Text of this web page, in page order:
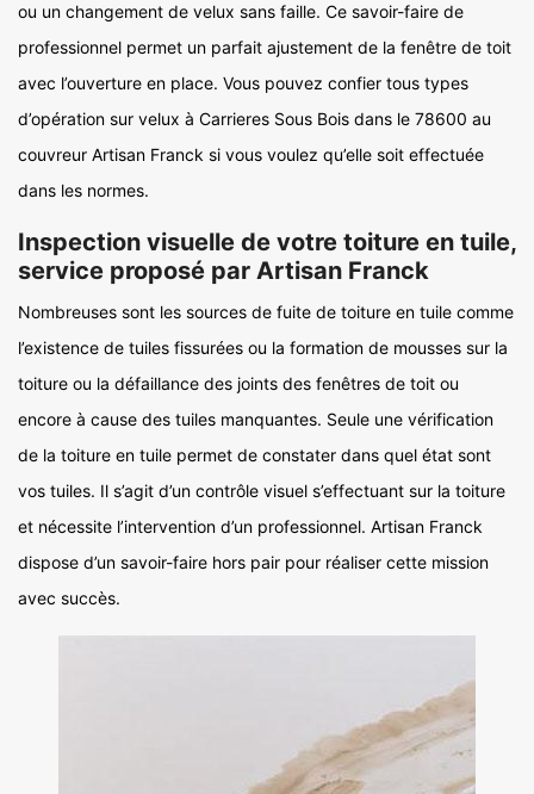
ou un changement de velux sans faille. Ce savoir-faire de
professionnel permet un parfait ajustement de la fenêtre de toit
avec l’ouverture en place. Vous pouvez confier tous types
d’opération sur velux à Carrieres Sous Bois dans le 78600 au
couvreur Artisan Franck si vous voulez qu’elle soit effectuée
dans les normes.
Inspection visuelle de votre toiture en tuile,
service proposé par Artisan Franck
Nombreuses sont les sources de fuite de toiture en tuile comme
l’existence de tuiles fissurées ou la formation de mousses sur la
toiture ou la défaillance des joints des fenêtres de toit ou
encore à cause des tuiles manquantes. Seule une vérification
de la toiture en tuile permet de constater dans quel état sont
vos tuiles. Il s’agit d’un contrôle visuel s’effectuant sur la toiture
et nécessite l’intervention d’un professionnel. Artisan Franck
dispose d’un savoir-faire hors pair pour réaliser cette mission
avec succès.